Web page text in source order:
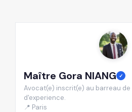
Maître Gora NIANG ✓
Avocat(e) inscrit(e) au barreau de
d'experience.
📍 Paris